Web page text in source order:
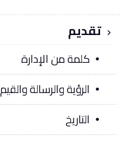
تقديم
كلمة من الإدارة
الرؤية والرسالة والقيم
التاريخ